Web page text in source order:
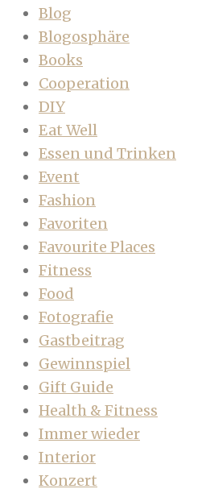
Blog
Blogosphäre
Books
Cooperation
DIY
Eat Well
Essen und Trinken
Event
Fashion
Favoriten
Favourite Places
Fitness
Food
Fotografie
Gastbeitrag
Gewinnspiel
Gift Guide
Health & Fitness
Immer wieder
Interior
Konzert